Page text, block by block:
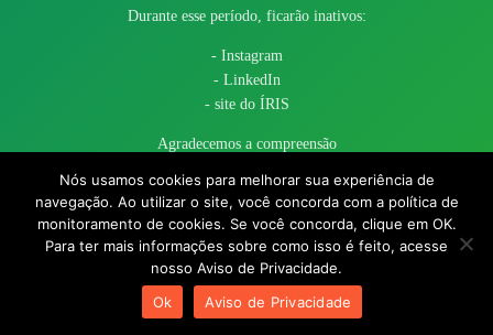
Durante esse período, ficarão inativos:
- Instagram
- LinkedIn
- site do ÍRIS
Agradecemos a compreensão
© 2017 - 2026 – Governo do Estado do Ceará todos os direitos
reservados
Nós usamos cookies para melhorar sua experiência de
navegação. Ao utilizar o site, você concorda com a política de
monitoramento de cookies. Se você concorda, clique em OK.
Para ter mais informações sobre como isso é feito, acesse
nosso Aviso de Privacidade.
Ok
Aviso de Privacidade